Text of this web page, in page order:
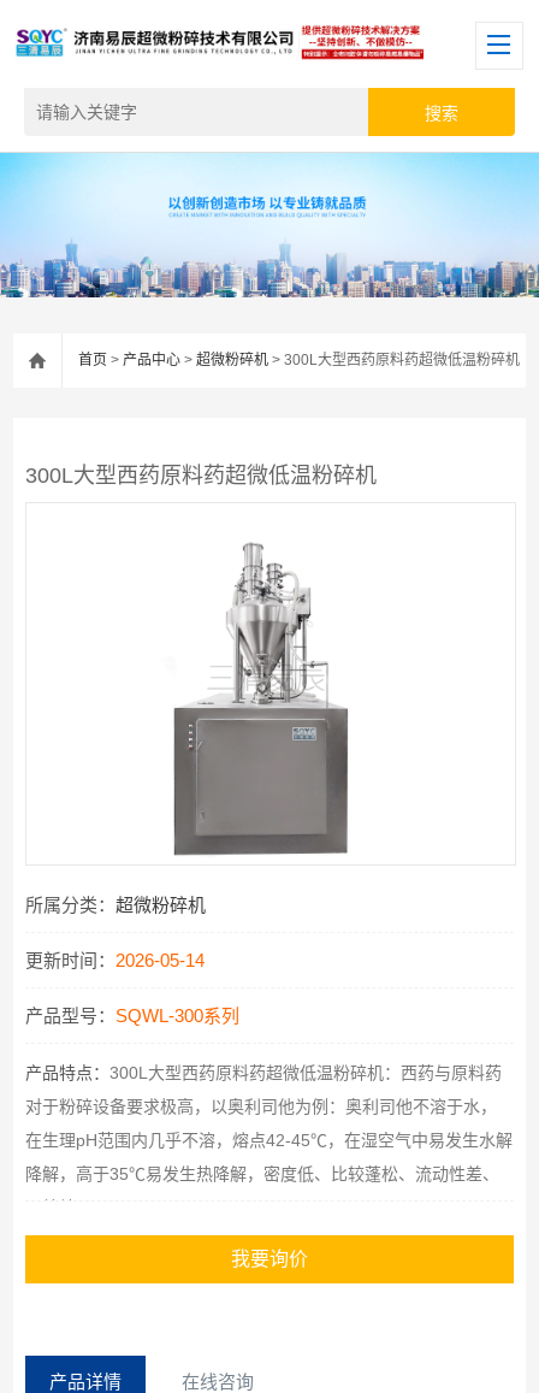
首页 >产品中心 >超微粉碎机 > 300L大型西药原料药超微低温粉碎机
300L大型西药原料药超微低温粉碎机
所属分类：超微粉碎机
更新时间： 2026-05-14
产品型号： SQWL-300系列
产品特点：300L大型西药原料药超微低温粉碎机：西药与原料药
对于粉碎设备要求极高，以奥利司他为例：奥利司他不溶于水，
在生理pH范围内几乎不溶，熔点42-45℃，在湿空气中易发生水解
降解，高于35℃易发生热降解，密度低、比较蓬松、流动性差、
我要询价
产品详情 在线咨询